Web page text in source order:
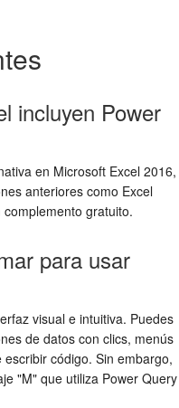
incluyen Power
en Microsoft Excel 2016,
anteriores como Excel
gratuito.
para usar
visual e intuitiva. Puedes
de datos con clics, menús
código. Sin embargo,
"M" que utiliza Power Query